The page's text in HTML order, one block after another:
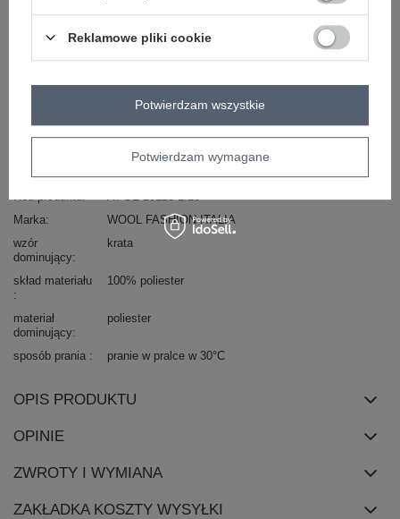
ZALOGUJ SIĘ I ZOBACZ CENĘ
+48 601 547 740 Zadaj pytanie
skład materiału : 100% poliester
sposób prania : pranie w pralce w 30°C
Marka
WOOL FASHION ITALIA
wzór
dominujący
krata
skład materiału 100% poliester
materiał
dominujący
poliester
sposób prania pranie w pralce w 30°C
OPIS PRODUKTU
OPINIE
ZWROTY I WYMIANA
ZAKŁADKA KOSZTY WYSYŁKI
Reklamowe pliki cookie
Potwierdzam wymagane
Potwierdzam wszystkie